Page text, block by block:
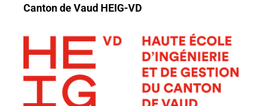
Canton de Vaud HEIG-VD